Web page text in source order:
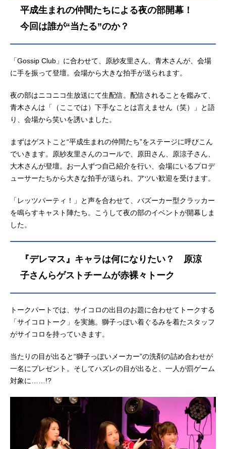
ね五十嵐響子：種﨑敦美一ノ瀬志
希：藍原ことみ市原仁奈：久野美咲
ちゆり大石泉：大木咲絵子大槻唯：
山下七海緒方智絵里：大空直美乙倉
未上条春菜：長島光那神谷奈緒：松
子：内田真礼喜多日菜子：深川芹亜
喜多見柚：武田羅梨沙多胡木村夏
樹：安野希世乃桐生つかさ：河瀬茉
森結梨輿水幸子：竹達彩奈小関麗
奈：長野佑紀小早川紗枝：立花理香
小日向美穂：津田美波西園寺琴歌：
安齋由香里...
平成生まれの仲間たちによる夜の部開幕！
今回は誰が“当たる”のか？
「Gossip Club」に合わせて、原紗友里さん、青木さんが、会場
に手を振って登壇。会場から大きな拍手が送られます。
夜の部はニコニコ生放送にて生配信。配信されることを鑑みて、
青木さんは「（ここでは）下手なことは言えません（笑）」と語
り、会場から笑いを誘いました。
まずはゲストこと“平成生まれの仲間たち”をステージに呼びこん
でいきます。原紗友里さんのコールで、原田さん、原涼子さん、
大木さんが登壇。お一人ずつ自己紹介を行い、会場にいるプロデ
ューサーたちから大きな拍手が送られ、アツい歓迎を受けます。
「レッツパーティ！」と声を合わせて、バズーカー型クラッカー
を鳴らすキャスト陣たち。こうして夜の部のイベントが開幕しま
した。
『デレマス』キャラは何になりたい？ 原涼
子さんらゲストチームが赤裸々トーク
トークパートでは、サイコロの出目のお題に合わせてトークする
「サイコロトーク」を実施。獅子っぽい着ぐるみを着たスタッフ
がサイコロを持っていきます。
当たりの目が出ると“獅子っぽいメーカー”の洗剤の詰め合わせが
一名にプレゼント。そしてハズレの目が出ると、一人が罰ゲーム
対象に……!?